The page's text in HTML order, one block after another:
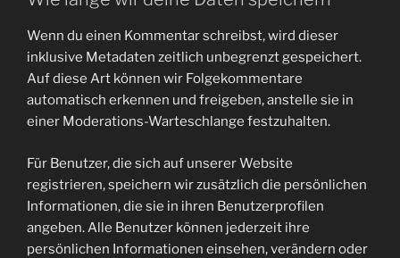
Wenn du einen Kommentar schreibst, wird dieser
inklusive Metadaten zeitlich unbegrenzt gespeichert.
Auf diese Art können wir Folgekommentare
automatisch erkennen und freigeben, anstelle sie in
einer Moderations-Warteschlange festzuhalten.
Für Benutzer, die sich auf unserer Website
registrieren, speichern wir zusätzlich die persönlichen
Informationen, die sie in ihren Benutzerprofilen
angeben. Alle Benutzer können jederzeit ihre
persönlichen Informationen einsehen, verändern oder